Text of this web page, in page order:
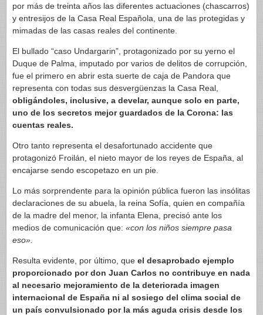
por más de treinta años las diferentes actuaciones (chascarros)
y entresijos de la Casa Real Española, una de las protegidas y
mimadas de las casas reales del continente.
El bullado “caso Undargarin”, protagonizado por su yerno el
Duque de Palma, imputado por varios de delitos de corrupción,
fue el primero en abrir esta suerte de caja de Pandora que
representa con todas sus desvergüenzas la Casa Real,
obligándoles, inclusive, a develar, aunque solo en parte,
uno de los secretos mejor guardados de la Corona: las
cuentas reales.
Otro tanto representa el desafortunado accidente que
protagonizó Froilán, el nieto mayor de los reyes de España, al
encajarse sendo escopetazo en un pie.
Lo más sorprendente para la opinión pública fueron las insólitas
declaraciones de su abuela, la reina Sofía, quien en compañía
de la madre del menor, la infanta Elena, precisó ante los
medios de comunicación que: «con los niños siempre pasa
eso».
Resulta evidente, por último, que el desaprobado ejemplo
proporcionado por don Juan Carlos no contribuye en nada
al necesario mejoramiento de la deteriorada imagen
internacional de España ni al sosiego del clima social de
un país convulsionado por la más aguda crisis desde los